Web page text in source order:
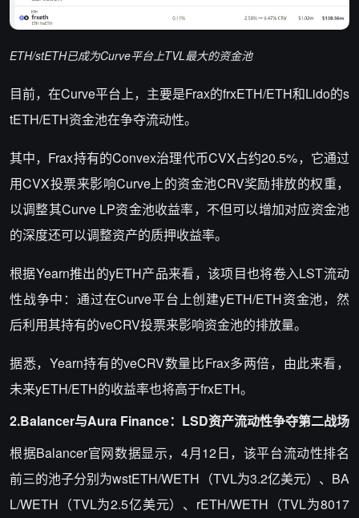
ETH/stETH已成为Curve平台上TVL最大的资金池
目前，在Curve平台上，主要是Frax的frxETH/ETH和Lido的s
tETH/ETH资金池在争夺流动性。
其中，Frax持有的Convex治理代币CVX占约20.5%，它通过
用CVX投票来影响Curve上的资金池CRV奖励排放的权重，
以调整其Curve LP资金池收益率，不但可以增加对应资金池
的深度还可以调整资产的质押收益率。
根据Yearn推出的yETH产品来看，该项目也将卷入LST流动
性战争中：通过在Curve平台上创建yETH/ETH资金池，然
后利用其持有的veCRV投票来影响资金池的排放量。
据悉，Yearn持有的veCRV数量比Frax多两倍，由此来看，
未来yETH/ETH的收益率也将高于frxETH。
2.Balancer与Aura Finance：LSD资产流动性争夺第二战场
根据Balancer官网数据显示，4月12日，该平台流动性排名
前三的池子分别为wstETH/WETH（TVL为3.2亿美元）、BA
L/WETH（TVL为2.5亿美元）、rETH/WETH（TVL为8017